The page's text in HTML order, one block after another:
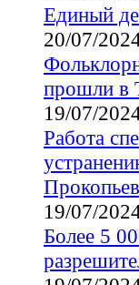
Единый
20/07/
прошли в
19/07/
Работа
19/07/
Более 5